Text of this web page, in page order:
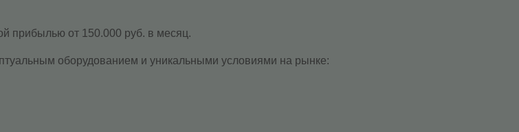
прибылью от 150.000 руб. в месяц.
оборудованием и уникальными условиями на рынке: